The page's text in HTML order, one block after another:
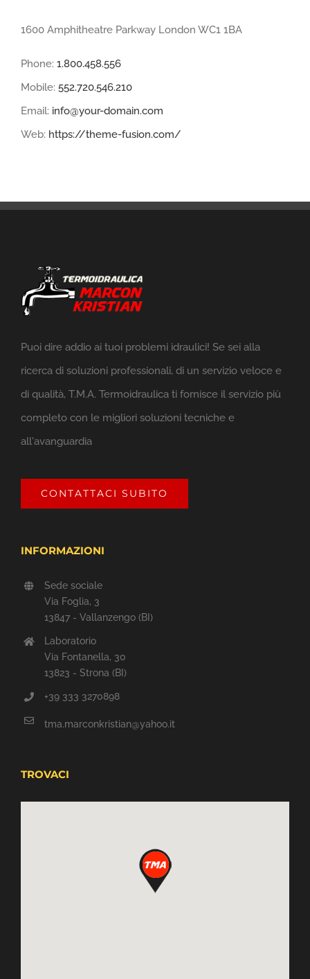
1600 Amphitheatre Parkway London WC1 1BA
Phone: 1.800.458.556
Mobile: 552.720.546.210
Email: info@your-domain.com
Web: https://theme-fusion.com/
Puoi dire addio ai tuoi problemi idraulici! Se sei alla
ricerca di soluzioni professionali, di un servizio veloce e
di qualità, T.M.A. Termoidraulica ti fornisce il servizio più
completo con le migliori soluzioni tecniche e
all'avanguardia
CONTATTACI SUBITO
INFORMAZIONI
Sede sociale
Via Foglia, 3
13847 - Vallanzengo (BI)
Laboratorio
Via Fontanella, 30
13823 - Strona (BI)
+39 333 3270898
tma.marconkristian@yahoo.it
TROVACI